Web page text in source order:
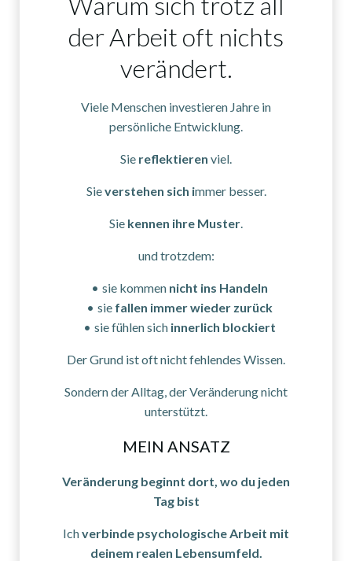
der Arbeit oft nichts
verändert.
Viele Menschen investieren Jahre in
persönliche Entwicklung.
Sie reflektieren viel.
Sieverstehen sich immer besser.
Sie kennen ihre Muster
und trotzdem:
sie kommen nicht ins Handeln
sie fallen immer wieder zurück
sie fühlen sich innerlich blockiert
Der Grund ist oft nicht fehlendes Wissen.
Sondern der Alltag, der Veränderung nicht
unterstützt.
MEIN ANSATZ
Veränderung beginnt dort, wo du jeden
Tag bist
Ichverbinde psychologische Arbeit mit
deinem realen Lebensumfeld.